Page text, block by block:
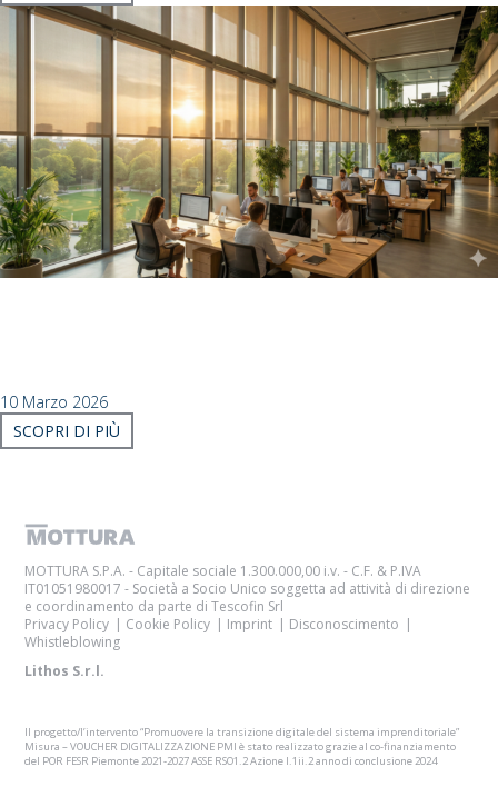
10 Marzo 2026
SCOPRI DI PIÙ
MOTTURA S.P.A. - Capitale sociale 1.300.000,00 i.v. - C.F. & P.IVA
IT01051980017 - Società a Socio Unico soggetta ad attività di direzione
e coordinamento da parte di Tescofin Srl
Privacy Policy
Cookie Policy Imprint
Disconoscimento
Whistleblowing
Lithos S.r.l.
Il progetto/l’intervento “Promuovere la transizione digitale del sistema imprenditoriale”
Misura – VOUCHER DIGITALIZZAZIONE PMI è stato realizzato grazie al co-finanziamento
del POR FESR Piemonte 2021-2027 ASSE RSO1.2 Azione I.1ii.2 anno di conclusione 2024